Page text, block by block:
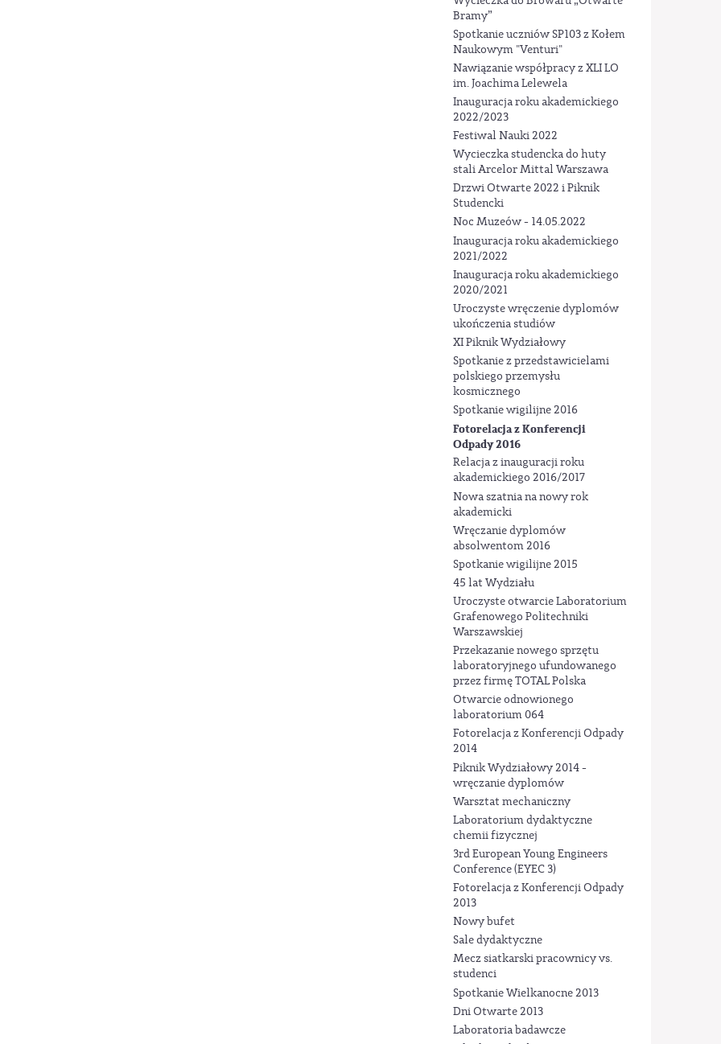
Bramy”
Spotkanie uczniów SP103 z Kołem
Naukowym "Venturi"
Nawiązanie współpracy z XLI LO
im. Joachima Lelewela
Inauguracja roku akademickiego
2022/2023
Festiwal Nauki 2022
Wycieczka studencka do huty
stali Arcelor Mittal Warszawa
Drzwi Otwarte 2022 i Piknik
Studencki
Noc Muzeów - 14.05.2022
Inauguracja roku akademickiego
2021/2022
Inauguracja roku akademickiego
2020/2021
Uroczyste wręczenie dyplomów
ukończenia studiów
XI Piknik Wydziałowy
Spotkanie z przedstawicielami
polskiego przemysłu
kosmicznego
Spotkanie wigilijne 2016
Fotorelacja z Konferencji
Odpady 2016
Relacja z inauguracji roku
akademickiego 2016/2017
Nowa szatnia na nowy rok
akademicki
Wręczanie dyplomów
absolwentom 2016
Spotkanie wigilijne 2015
45 lat Wydziału
Uroczyste otwarcie Laboratorium
Grafenowego Politechniki
Warszawskiej
Przekazanie nowego sprzętu
laboratoryjnego ufundowanego
przez firmę TOTAL Polska
Otwarcie odnowionego
laboratorium 064
Fotorelacja z Konferencji Odpady
2014
Piknik Wydziałowy 2014 -
wręczanie dyplomów
Warsztat mechaniczny
Laboratorium dydaktyczne
chemii fizycznej
3rd European Young Engineers
Conference (EYEC 3)
Fotorelacja z Konferencji Odpady
2013
Nowy bufet
Sale dydaktyczne
Mecz siatkarski pracownicy vs.
studenci
Spotkanie Wielkanocne 2013
Dni Otwarte 2013
Laboratoria badawcze